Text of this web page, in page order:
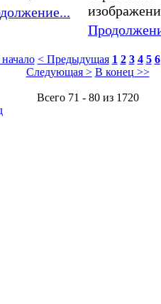
< Предыдущая 1 2 3 4 5 6
Следующая > В конец >>
Всего 71 - 80 из 1720